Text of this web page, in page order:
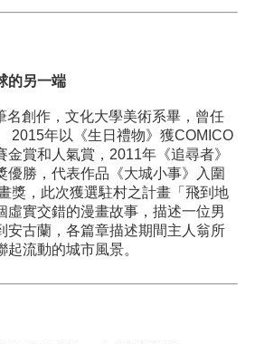
的另一端
名創作，文化大學美術系畢，曾任
2015年以《生日禮物》獲COMICO
金賞和人氣賞，2011年《追尋者》
優勝，代表作品《大城小事》入圍
獎，此次獲選駐村之計畫「飛到地
虛實交錯的漫畫故事，描述一位男
安古蘭，各篇章描述期間主人翁所
流動的城市風景。